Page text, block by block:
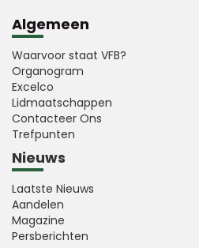
Algemeen
Waarvoor staat VFB?
Organogram
Excelco
Lidmaatschappen
Contacteer Ons
Trefpunten
Nieuws
Laatste Nieuws
Aandelen
Magazine
Persberichten